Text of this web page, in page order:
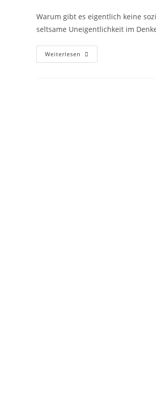
Warum gibt es eigentlich keine
seltsame Uneigentlichkeit im
Weiterlesen